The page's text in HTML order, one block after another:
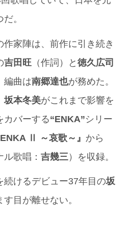
。
作家陣は、前作に引き続き
吉田旺 （作詞）と徳久広司
編曲は南郷達也が務めた。
坂本冬美がこれまで影響を
カバーする“ENKA”シリー
ENKA Ⅱ ～哀歌～』 から
ル歌唱：吉幾三 ）を収録。
続けるデビュー37年目の坂
目が離せない。